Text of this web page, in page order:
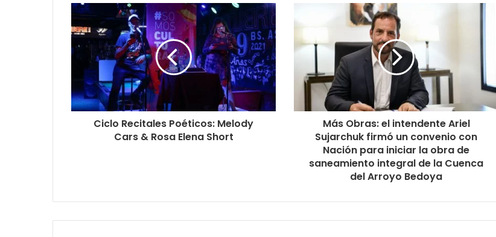
Ciclo Recitales Poéticos: Melody
Cars & Rosa Elena Short
Más Obras: el intendente Ariel
Sujarchuk firmó un convenio con
Nación para iniciar la obra de
saneamiento integral de la Cuenca
del Arroyo Bedoya